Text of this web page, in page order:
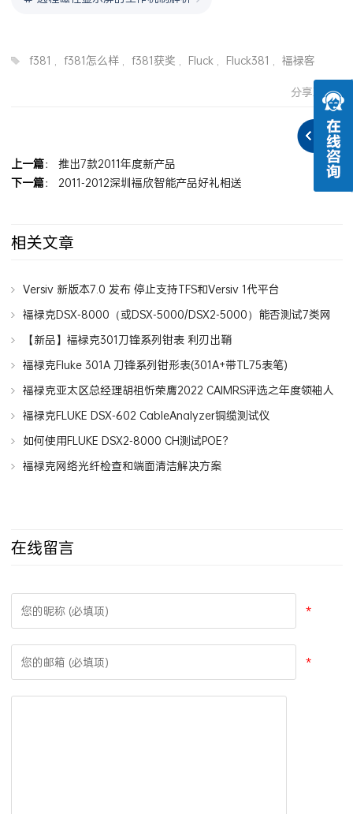
f381 , f381怎么样, f381获奖 , Fluck, Fluck381 , 福禄客
分享到：
上一篇： 推出7款2011年度新产品
下一篇： 2011-2012深圳福欣智能产品好礼相送
相关文章
Versiv 新版本7.0 发布 停止支持TFS和Versiv 1代平台
福禄克DSX-8000（或DSX-5000/DSX2-5000）能否测试7类网
线7A类网线？
【新品】福禄克301刀锋系列钳表 利刃出鞘
福禄克Fluke 301A 刀锋系列钳形表(301A+带TL75表笔)
福禄克亚太区总经理胡祖忻荣膺2022 CAIMRS评选之年度领袖人
福禄克FLUKE DSX-602 CableAnalyzer铜缆测试仪
如何使用FLUKE DSX2-8000 CH测试POE？
福禄克网络光纤检查和端面清洁解决方案
在线留言
*
*